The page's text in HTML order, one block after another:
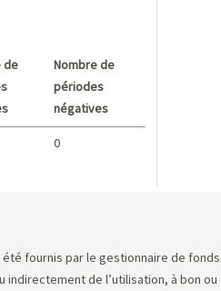
de
Nombre de
périodes
négatives
0
fournis par le gestionnaire de fonds.
de l’utilisation, à bon ou